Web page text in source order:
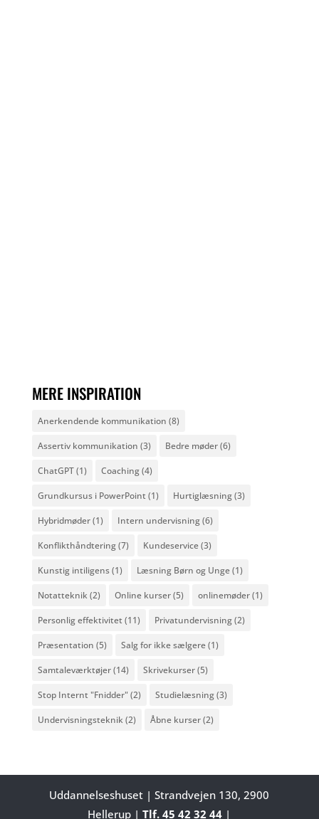
MERE INSPIRATION
Anerkendende kommunikation (8)
Assertiv kommunikation (3) Bedre møder(6)
ChatGPT(1) Coaching(4)
Grundkursus i PowerPoint (1) Hurtiglæsning(3)
Hybridmøder(1) Intern undervisning(6)
Konflikthåndtering(7) Kundeservice(3)
Kunstig intiligens(1) Læsning Børn og Unge(1)
Notatteknik (2) Online kurser(5) onlinemøder(1)
Personlig effektivitet (11) Privatundervisning(2)
Præsentation (5) Salg for ikke sælgere(1)
Samtaleværktøjer(14) Skrivekurser(5)
Stop Internt "Fnidder"(2) Studielæsning(3)
Undervisningsteknik (2) Åbne kurser(2)
Uddannelseshuset | Strandvejen 130, 2900
Hellerup |Tlf. 45 42 32 44 |